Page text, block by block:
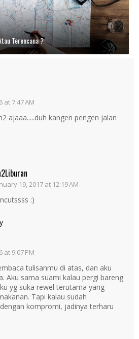
Terencana ?
at 7:47 AM
ajaaa.....duh kangen pengen jalan
19, 2017 at 12:19 AM
:)
at 9:07 PM
tulisanmu di atas, dan aku
Aku sama suami kalau pergi bareng
yg suka rewel terutama yang
Tapi kalau sudah
kompromi, jadinya terharu